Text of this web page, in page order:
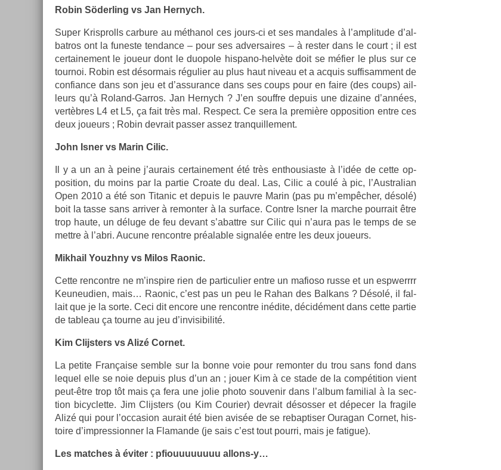
Robin Söderl­ing vs Jan Her­nych.
Super Krisprolls car­bure au méthanol ces jours-ci et ses man­dales à l’amplitude d’al­
batros ont la funes­te ten­dance – pour ses ad­versaires – à re­st­er dans le court ; il est
cer­taine­ment le joueur dont le duopole hispano-helvète doit se méfier le plus sur ce
tour­noi. Robin est désor­mais réguli­er au plus haut niveau et a ac­quis suf­fisam­ment de
con­fian­ce dans son jeu et d’as­suran­ce dans ses coups pour en faire (des coups) ail­
leurs qu’à Roland-Garros. Jan Her­nych ? J’en souffre de­puis une di­zaine d’années,
vertèbres L4 et L5, ça fait très mal. Re­spect. Ce sera la première op­posi­tion entre ces
deux joueurs ; Robin de­vrait pass­er assez tran­quil­le­ment.
John Isner vs Marin Cilic.
Il y a un an à peine j’aurais cer­taine­ment été très en­thousias­te à l’idée de cette op­
posi­tion, du moins par la par­tie Croate du deal. Las, Cilic a coulé à pic, l’Australian
Open 2010 a été son Titanic et de­puis le pauv­re Marin (pas pu m’empêcher, désolé)
boit la tasse sans ar­riv­er à re­mont­er à la sur­face. Con­tre Isner la marche pour­rait être
trop haute, un déluge de feu de­vant s’abattre sur Cilic qui n’aura pas le temps de se
mettre à l’abri. Aucune re­ncontre préal­able sig­nalée entre les deux joueurs.
Mik­hail Youzhny vs Milos Raonic.
Cette re­ncontre ne m’inspire rien de par­ticuli­er entre un mafioso russe et un espwerrrr
Keuneudi­en, mais… Raonic, c’est pas un peu le Rahan des Bal­kans ? Désolé, il fal­
lait que je la sorte. Ceci dit en­core une re­ncontre inédite, décidément dans cette par­tie
de tab­leau ça tour­ne au jeu d’in­visibilité.
Kim Clijst­ers vs Alizé Cor­net.
La petite Française semble sur la bonne voie pour re­mont­er du trou sans fond dans
lequel elle se noie de­puis plus d’un an ; jouer Kim à ce stade de la com­péti­tion vient
peut-être trop tôt mais ça fera une jolie photo souvenir dans l’album famili­al à la sec­
tion bi­cyc­lette. Jim Clijst­ers (ou Kim Co­uri­er) de­vrait désoss­er et dépecer la fragile
Alizé qui pour l’oc­cas­ion aurait été bien avisée de se re­bap­tis­er Ouragan Cor­net, his­
toire d’impres­sionn­er la Flaman­de (je sais c’est tout pour­ri, mais je fatigue).
Les matches à éviter : pfiouuuuuuuu allons-y…